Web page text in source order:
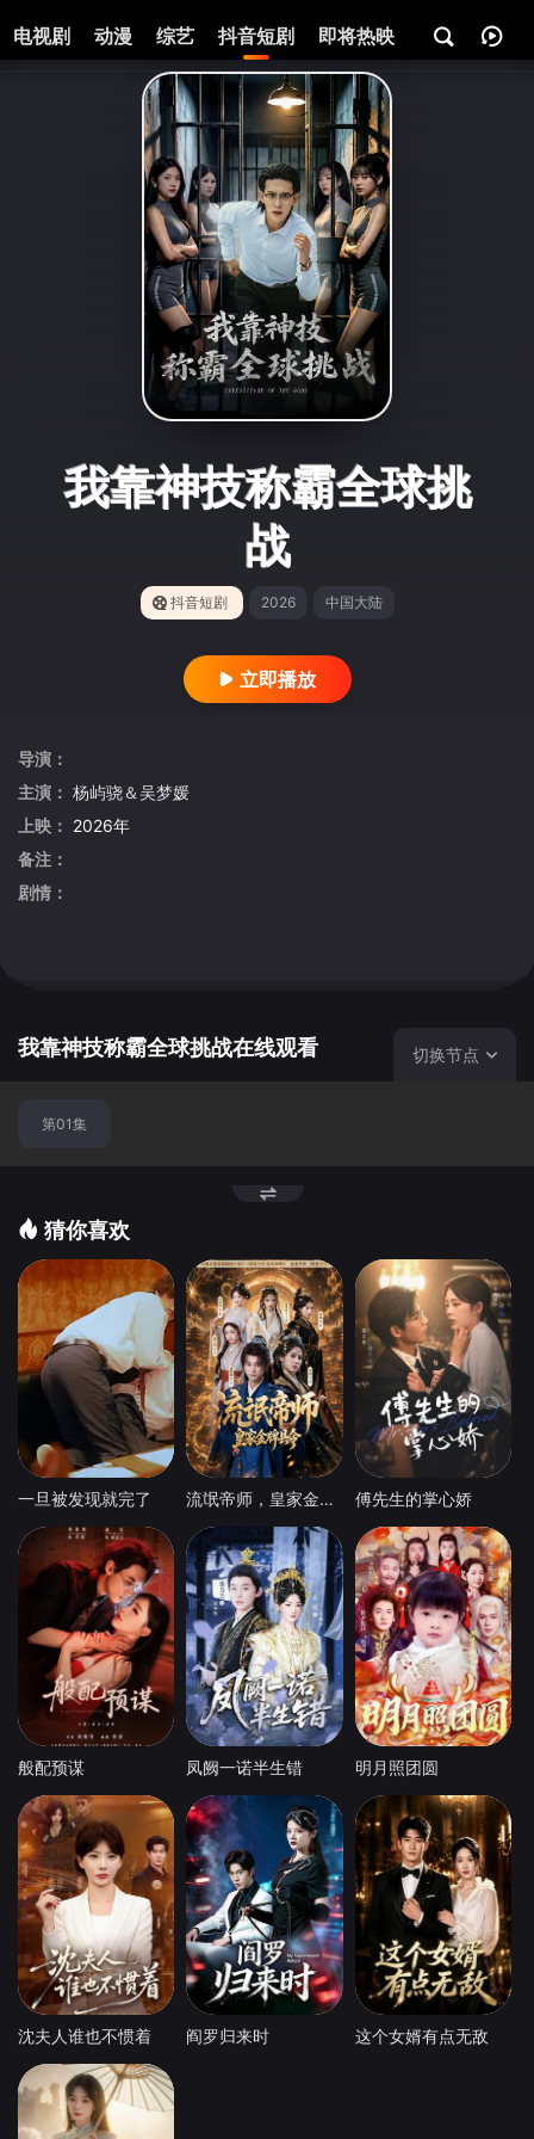
电视剧 动漫 综艺 抖音短剧 即将热映 资讯
我靠神技称霸全球挑
战
抖音短剧 2026 中国大陆
立即播放
导演：
主演： 杨屿骁＆吴梦媛
上映： 2026年
备注：
剧情：
我靠神技称霸全球挑战在线观看 切换节点
第01集
猜你喜欢
一旦被发现就完了 流氓帝师，皇家金牌县令 傅先生的掌心娇
般配预谋 凤阙一诺半生错 明月照团圆
沈夫人谁也不惯着 阎罗归来时 这个女婿有点无敌